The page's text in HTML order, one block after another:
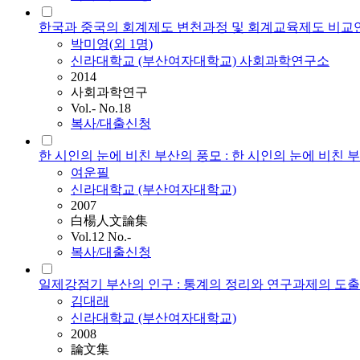
한국과 중국의 회계제도 변천과정 및 회계교육제도 비교
박미영(외 1명)
신라대학교 (부산여자대학교) 사회과학연구소
2014
사회과학연구
Vol.- No.18
복사/대출신청
한 시인의 눈에 비친 부산의 풍모 : 한 시인의 눈에 비친
여운필
신라대학교 (부산여자대학교)
2007
白楊人文論集
Vol.12 No.-
복사/대출신청
일제강점기 부산의 인구 : 통계의 정리와 연구과제의 도출
김대래
신라대학교 (부산여자대학교)
2008
論文集